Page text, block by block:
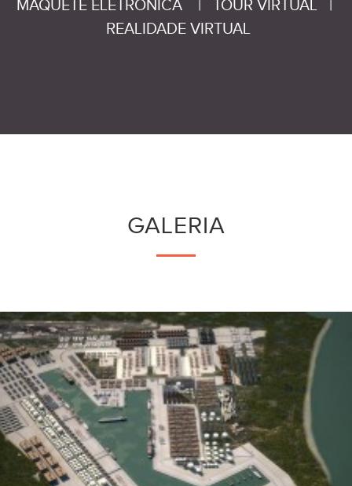
MAQUETE ELETRÔNICA | TOUR VIRTUAL
|
REALIDADE VIRTUAL
GALERIA